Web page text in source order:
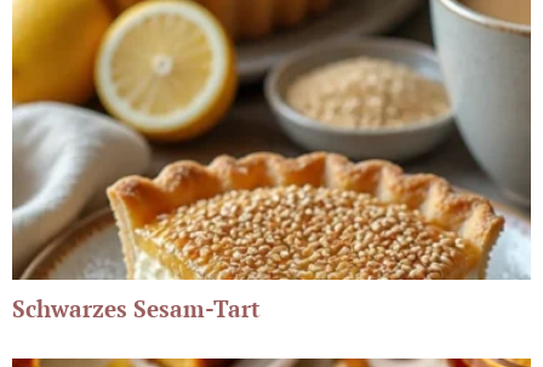
Schwarzes Sesam-Tart